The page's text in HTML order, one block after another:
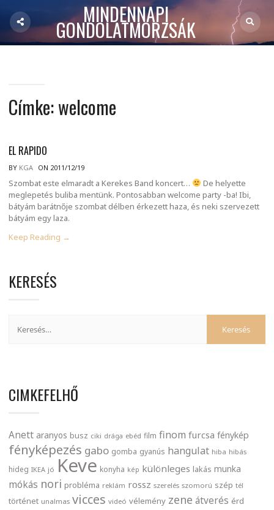
MINDENNAPI
GONDOLATMORZSÁK
Címke:welcome
EL RAPIDO
BY KGA ON 2011/12/19
Szombat este elmaradt a Kerekes Band koncert…
De helyette
meglepetés buliba mentünk. Pontosabban welcome party -ba! Ibi,
bátyám barátnője szombat délben érkezett haza, és neki szervezett
bátyám egy laza.
Keep Reading →
KERESÉS
CIMKEFELHŐ
Anett aranyos busz ciki drága ebéd film finom furcsa fénykép
fényképezés gabo gomba gyanús hangulat hiba hibás
hideg IKEA jó Keve konyha kép különleges lakás munka
mókás nori probléma reklám rossz szerelés szomorú szép tél
történet unalmas vicces videó vélemény zene átverés érd